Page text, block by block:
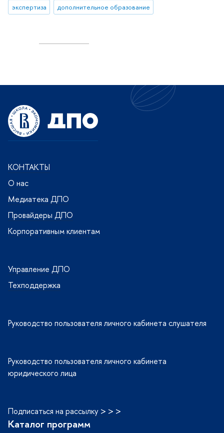
экспертиза дополнительное образование
КОНТАКТЫ
О нас
Медиатека ДПО
Провайдеры ДПО
Корпоративным клиентам
Управление ДПО
Техподдержка
Руководство пользователя личного кабинета слушателя
Руководство пользователя личного кабинета
юридического лица
Подписаться на рассылку > > >
Каталог программ